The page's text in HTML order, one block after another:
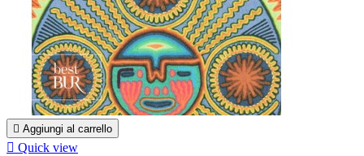
 Aggiungi al carrello
 Quick view